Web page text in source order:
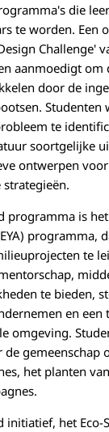
die
te worden. Een
Challenge'
aanmoedigt om
door de
Studenten
te
soortgelijke
ontwerpen
programma is
programma,
te
te bieden,
en een
omgeving.
gemeenschap
het planten
initiatief, het Eco-